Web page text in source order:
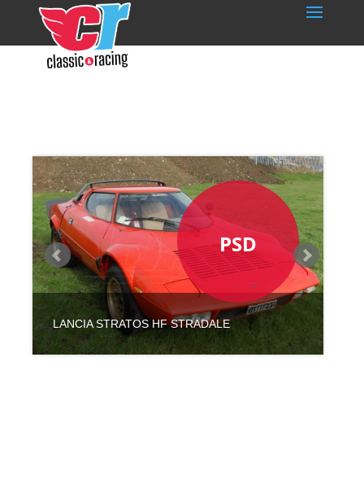
PSD
LANCIA STRATOS HF STRADALE
115 000 €
BRABHAM BT35 F2 EX DAVE MORGAN